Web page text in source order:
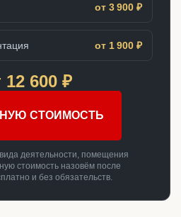
от 3 900 ₽
от 1 900 ₽
12 600 ₽
СТОИМОСТЬ
деятельности, помещения
стоимость назовём после
и без обязательств.